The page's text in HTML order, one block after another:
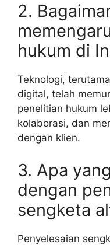
2.
hukum di
Teknologi,
digital, telah
penelitian hukum
kolaborasi, dan
dengan klien.
3. Apa
dengan
sengketa
Penyelesaian